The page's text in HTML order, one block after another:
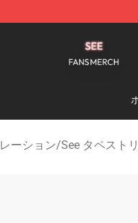
ーション/See タペスト